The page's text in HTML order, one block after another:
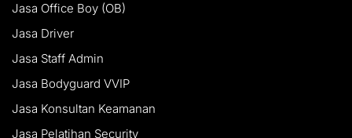
Jasa Office Boy (OB)
Jasa Driver
Jasa Staff Admin
Jasa Bodyguard VVIP
Jasa Konsultan Keamanan
Jasa Pelatihan Security